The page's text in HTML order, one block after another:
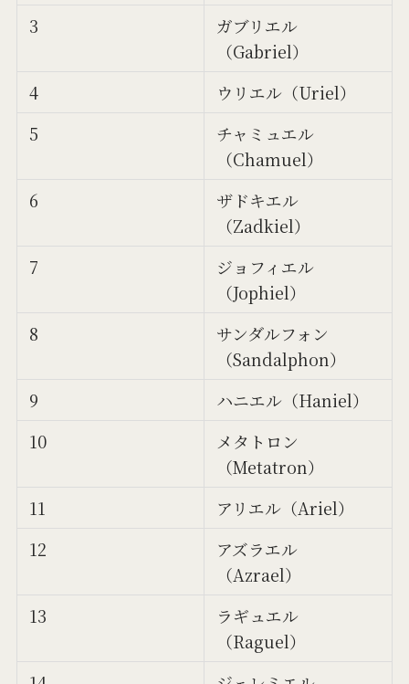
3
ガブリエル
（Gabriel）
4
ウリエル（Uriel）
5
チャミュエル
（Chamuel）
6
ザドキエル
（Zadkiel）
7
ジョフィエル
（Jophiel）
8
サンダルフォン
（Sandalphon）
9
ハニエル（Haniel）
10
メタトロン
（Metatron）
11
アリエル（Ariel）
12
アズラエル
（Azrael）
13
ラギュエル
（Raguel）